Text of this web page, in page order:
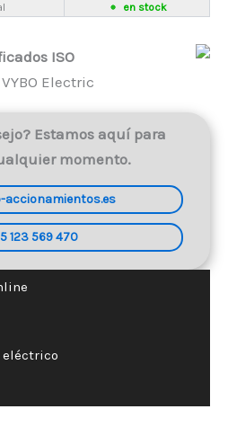
en stock
ISO
Estamos aquí para
momento.
accionamientos.es
123 569 470
eléctrico